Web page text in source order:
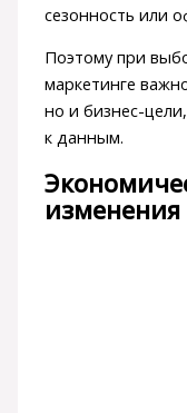
сезонность или
Поэтому при
маркетинге
но и бизнес-
к данным.
изменения